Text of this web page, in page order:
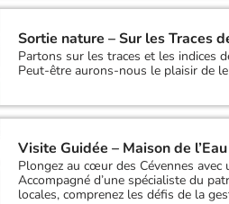
Sortie nature – Sur les Traces
Partons sur les traces et les indices
Peut-être aurons-nous le plaisir de
Visite Guidée – Maison de l’Eau
Plongez au cœur des Cévennes avec
Accompagné d’une spécialiste du
locales, comprenez les défis de la